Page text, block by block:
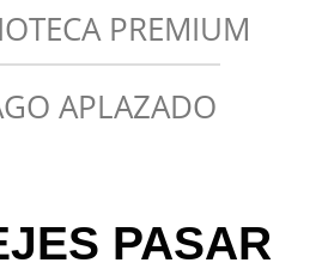
PREMIUM
APLAZADO
PASAR